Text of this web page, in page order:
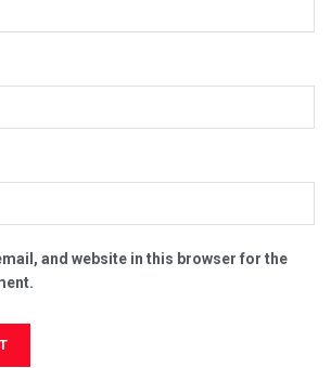
and website in this browser for the